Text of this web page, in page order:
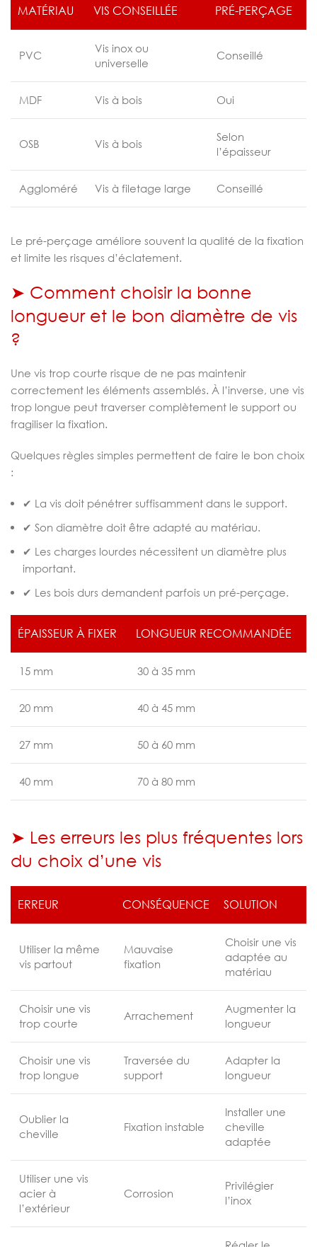
MATÉRIAU VIS CONSEILLÉE PRÉ-PERÇAGE
PVC
Vis inox ou
universelle
Conseillé
MDF Vis à bois Oui
OSB Vis à bois
Selon
l’épaisseur
Aggloméré Vis à filetage large Conseillé
Le pré-perçage améliore souvent la qualité de la fixation
et limite les risques d’éclatement.
➤ Comment choisir la bonne
longueur et le bon diamètre de vis
?
Une vis trop courte risque de ne pas maintenir
correctement les éléments assemblés. À l’inverse, une vis
trop longue peut traverser complètement le support ou
fragiliser la fixation.
Quelques règles simples permettent de faire le bon choix
:
✔ La vis doit pénétrer suffisamment dans le support.
✔ Son diamètre doit être adapté au matériau.
✔ Les charges lourdes nécessitent un diamètre plus
important.
✔ Les bois durs demandent parfois un pré-perçage.
ÉPAISSEUR À FIXER LONGUEUR RECOMMANDÉE
15 mm 30 à 35 mm
20 mm 40 à 45 mm
27 mm 50 à 60 mm
40 mm 70 à 80 mm
➤ Les erreurs les plus fréquentes lors
du choix d’une vis
ERREUR CONSÉQUENCE SOLUTION
Utiliser la même
vis partout
Mauvaise
fixation
Choisir une vis
adaptée au
matériau
Choisir une vis
trop courte
Arrachement
Augmenter la
longueur
Choisir une vis
trop longue
Traversée du
support
Adapter la
longueur
Oublier la
cheville
Fixation instable
Installer une
cheville
adaptée
Utiliser une vis
acier à
l’extérieur
Corrosion
Privilégier
l’inox